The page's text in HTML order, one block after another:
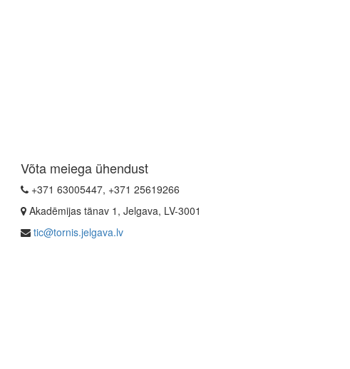
Võta meiega ühendust
+371 63005447, +371 25619266
Akadēmijas tänav 1, Jelgava, LV-3001
tic@tornis.jelgava.lv